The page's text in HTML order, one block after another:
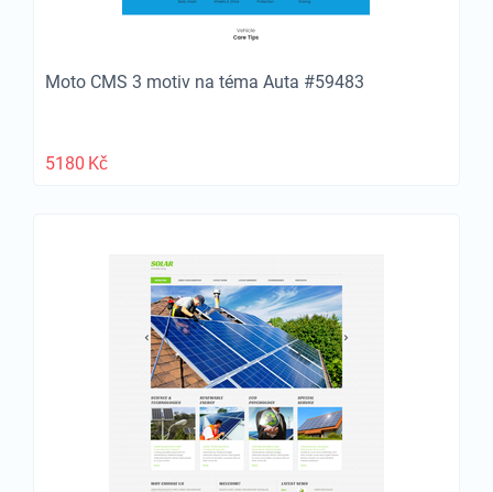
Moto CMS 3 motiv na téma Auta #59483
5180 Kč